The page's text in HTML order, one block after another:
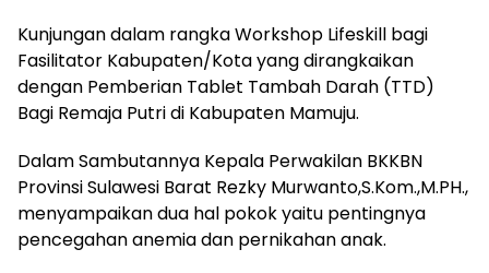
Kunjungan dalam rangka Workshop Lifeskill bagi
Fasilitator Kabupaten/Kota yang dirangkaikan
dengan Pemberian Tablet Tambah Darah (TTD)
Bagi Remaja Putri di Kabupaten Mamuju.
Dalam Sambutannya Kepala Perwakilan BKKBN
Provinsi Sulawesi Barat Rezky Murwanto,S.Kom.,M.PH.,
menyampaikan dua hal pokok yaitu pentingnya
pencegahan anemia dan pernikahan anak.